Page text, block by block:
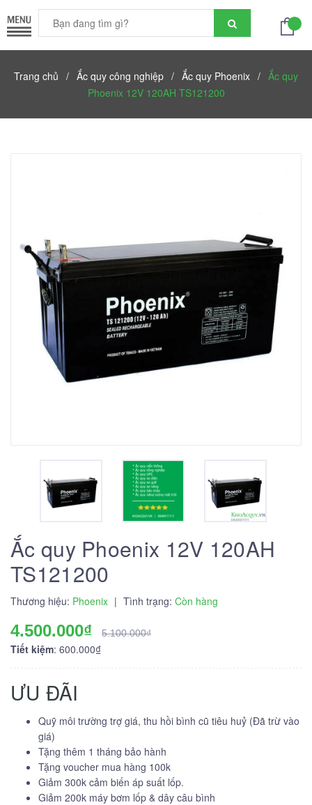
Trang chủ / Ắc quy công nghiệp / Ắc quy Phoenix / Ắc quy
Phoenix 12V 120AH TS121200
Ắc quy Phoenix 12V 120AH
TS121200
Thương hiệu: Phoenix | Tình trạng: Còn hàng
4.500.000₫ 5.100.000₫
Tiết kiệm: 600.000₫
ƯU ĐÃI
Quỹ môi trường trợ giá, thu hồi bình cũ tiêu huỷ (Đã trừ vào
giá)
Tặng thêm 1 tháng bảo hành
Tặng voucher mua hàng 100k
Giảm 300k cảm biến áp suất lốp.
Giảm 200k máy bơm lốp & dây câu bình